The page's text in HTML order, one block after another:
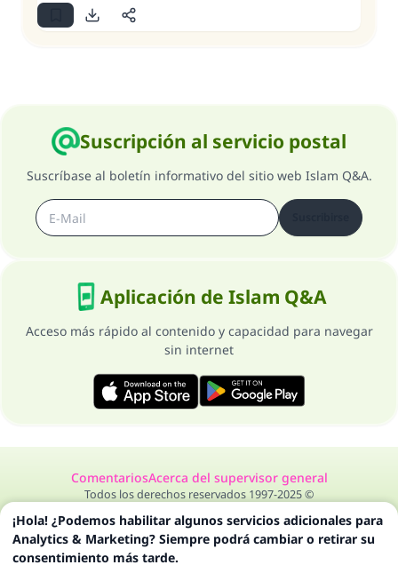
Suscripción al servicio postal
Suscríbase al boletín informativo del sitio web Islam Q&A.
Aplicación de Islam Q&A
Acceso más rápido al contenido y capacidad para navegar
sin internet
ComentariosAcerca del supervisor general
Todos los derechos reservados 1997-2025 ©
¡Hola! ¿Podemos habilitar algunos servicios adicionales para
Analytics & Marketing? Siempre podrá cambiar o retirar su
consentimiento más tarde.